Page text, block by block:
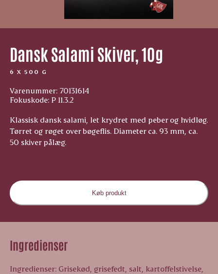
Dansk Salami Skiver, 10g
6 X 500 G
Varenummer: 70131614
Fokuskode: P 11.3.2
Klassisk dansk salami, let krydret med peber og hvidløg.
Tørret og røget over bøgeflis. Diameter ca. 93 mm, ca.
50 skiver pålæg.
Køb produkt
Ingredienser
Ingredienser: Grisekød, grisefedt, salt, kartoffelstivelse,